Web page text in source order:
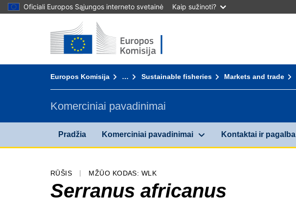
Oficiali Europos Sąjungos interneto svetainė Kaip sužinoti?
Pradžia - Europos Komisija
Europos Komisija … Sustainable fisheries Markets and trade
Komerciniai pavadinimai
Pradžia Komerciniai pavadinimai Kontaktai ir pagalba
RŪŠIS MŽŪO KODAS: WLK
Serranus africanus